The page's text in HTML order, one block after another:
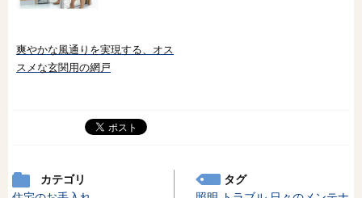
爽やかな風通りを実現する、オス
スメな玄関用の網戸
カテゴリ
タグ